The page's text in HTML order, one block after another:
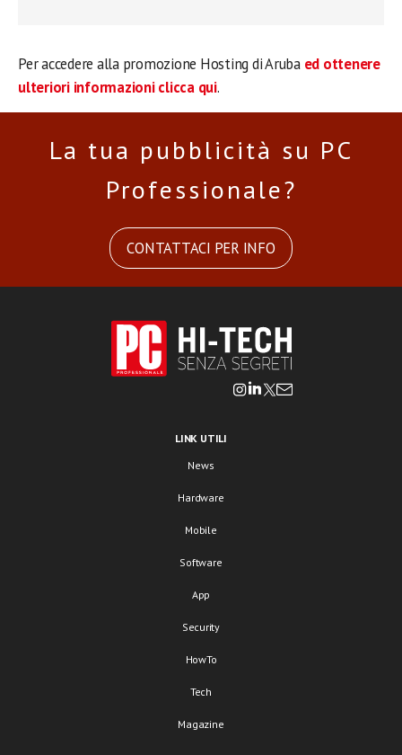
Per accedere alla promozione Hosting di Aruba ed ottenere
ulteriori informazioni clicca qui.
La tua pubblicità su PC
Professionale?
CONTATTACI PER INFO
LINK UTILI
News
Hardware
Mobile
Software
App
Security
HowTo
Tech
Magazine